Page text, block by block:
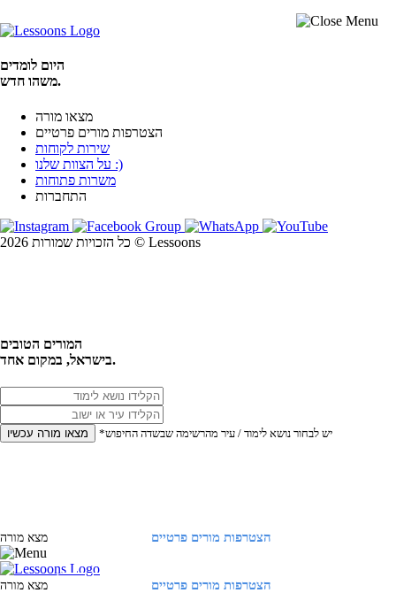
היום לומדים
משהו חדש.
מצאו מורה
הצטרפות מורים פרטיים
שירות לקוחות
על הצוות שלנו :)
משרות פתוחות
התחברות
כל הזכויות שמורות 2026 © Lessoons
המורים הטובים
בישראל, במקום אחד.
מצאו מורה עכשיו *יש לבחור נושא לימוד / עיר מהרשימה שבשדה החיפוש
הצטרפות מורים פרטיים מצא מורה
הצטרפות מורים פרטיים מצא מורה